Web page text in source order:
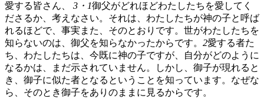
愛する皆さん、 3・1御父がどれほどわたしたちを愛してく
ださるか、考えなさい。それは、わたしたちが神の子と呼ば
れるほどで、事実また、そのとおりです。世がわたしたちを
知らないのは、御父を知らなかったからです。 2愛する者た
ち、わたしたちは、今既に神の子ですが、自分がどのように
なるかは、まだ示されていません。しかし、御子が現れると
き、御子に似た者となるということを知っています。なぜな
ら、そのとき御子をありのままに見るからです。